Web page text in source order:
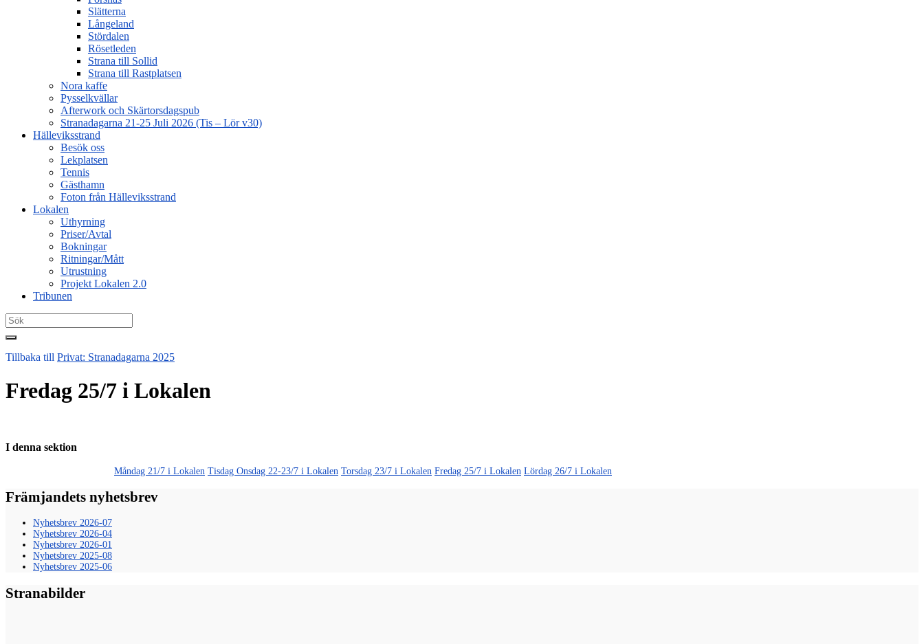
Slätterna
Långeland
Stördalen
Rösetleden
Strana till Sollid
Strana till Rastplatsen
Nora kaffe
Pysselkvällar
Afterwork och Skärtorsdagspub
Stranadagarna 21-25 Juli 2026 (Tis – Lör v30)
Hälleviksstrand
Besök oss
Lekplatsen
Tennis
Gästhamn
Foton från Hälleviksstrand
Lokalen
Uthyrning
Priser/Avtal
Bokningar
Ritningar/Mått
Utrustning
Projekt Lokalen 2.0
Tribunen
Search
for:
Tillbaka till Privat: Stranadagarna 2025
Fredag 25/7 i Lokalen
I denna sektion
Måndag 21/7 i Lokalen Tisdag Onsdag 22-23/7 i Lokalen Torsdag 23/7 i Lokalen Fredag 25/7 i Lokalen Lördag 26/7 i Lokalen
Främjandets nyhetsbrev
Nyhetsbrev 2026-07
Nyhetsbrev 2026-04
Nyhetsbrev 2026-01
Nyhetsbrev 2025-08
Nyhetsbrev 2025-06
Stranabilder